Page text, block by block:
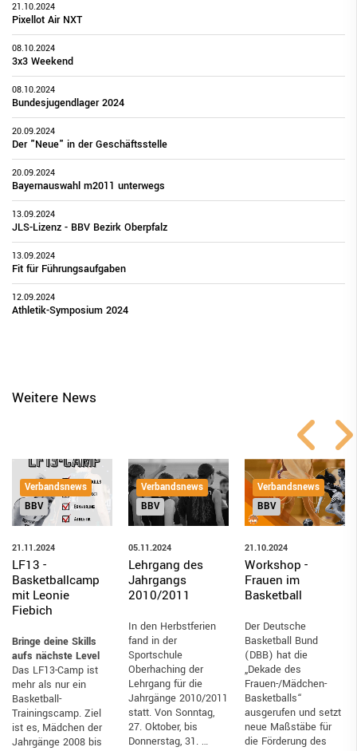
21.10.2024
Pixellot Air NXT
08.10.2024
3x3 Weekend
08.10.2024
Bundesjugendlager 2024
20.09.2024
Der "Neue" in der Geschäftsstelle
20.09.2024
Bayernauswahl m2011 unterwegs
13.09.2024
JLS-Lizenz - BBV Bezirk Oberpfalz
13.09.2024
Fit für Führungsaufgaben
12.09.2024
Athletik-Symposium 2024
Weitere News
Verbandsnews
BBV
21.11.2024
LF13 -
Basketballcamp
mit Leonie
Fiebich
Bringe deine Skills
aufs nächste Level
Das LF13-Camp ist
mehr als nur ein
Basketball-
Trainingscamp. Ziel
ist es, Mädchen der
Jahrgänge 2008 bis
Verbandsnews
BBV
05.11.2024
Lehrgang des
Jahrgangs
2010/2011
In den Herbstferien
fand in der
Sportschule
Oberhaching der
Lehrgang für die
Jahrgänge 2010/2011
statt. Von Sonntag,
27. Oktober, bis
Donnerstag, 31. …
Verbandsnews
BBV
21.10.2024
Workshop -
Frauen im
Basketball
Der Deutsche
Basketball Bund
(DBB) hat die
„Dekade des
Frauen-/Mädchen-
Basketballs“
ausgerufen und setzt
neue Maßstäbe für
die Förderung des